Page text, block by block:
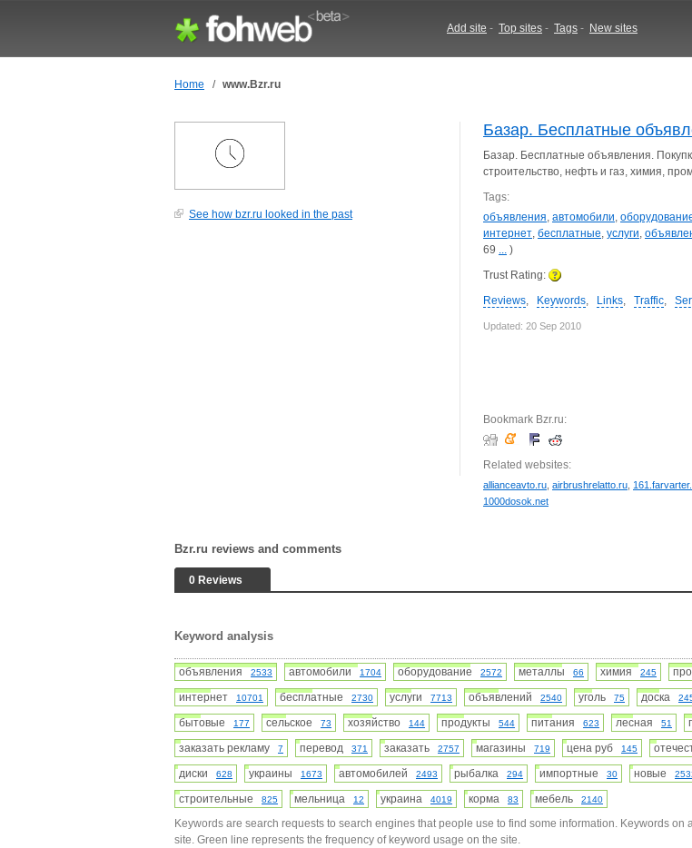
Add site - Top sites - Tags - New sites
Home / www.Bzr.ru
See how bzr.ru looked in the past
Базар. Бесплатные
Базар. Бесплатные объявления.
строительство, нефть и газ, химия,
Tags:
объявления, автомобили,
интернет, бесплатные, услуги,
69 ... )
Trust Rating:
Reviews, Keywords, Links, Traffic,
Updated: 20 Sep 2010
Bookmark Bzr.ru:
Related websites:
allianceavto.ru airbrushrelatto.ru
1000dosok.net
Bzr.ru reviews and comments
0 Reviews
Keyword analysis
объявления 2533 автомобили 1704 оборудование 2572 металлы 66 химия 245
интернет 10701 бесплатные 2730 услуги 7713 объявлений 2540 уголь 75 доска
бытовые 177 сельское 73 хозяйство 144 продукты 544 питания 623 лесная 51
заказать рекламу 7 перевод 371 заказать 2757 магазины 719 цена руб 145
диски 628 украины 1673 автомобилей 2493 рыбалка 294 импортные 30 новые
строительные 825 мельница 12 украина 4019 корма 83 мебель 2140
Keywords are search requests to search engines that people use to find some information. Keywords
site. Green line represents the frequency of keyword usage on the site.